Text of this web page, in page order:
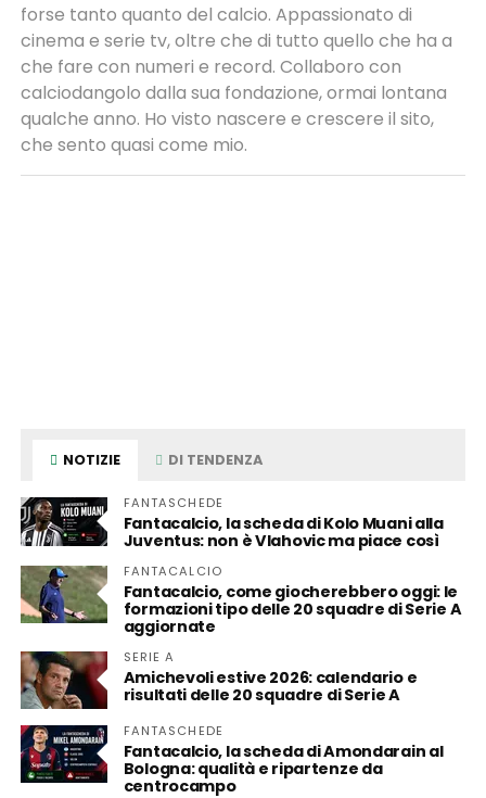
forse tanto quanto del calcio. Appassionato di
cinema e serie tv, oltre che di tutto quello che ha a
che fare con numeri e record. Collaboro con
calciodangolo dalla sua fondazione, ormai lontana
qualche anno. Ho visto nascere e crescere il sito,
che sento quasi come mio.
NOTIZIE DI TENDENZA
FANTASCHEDE
Fantacalcio, la scheda di Kolo Muani alla
Juventus: non è Vlahovic ma piace così
FANTACALCIO
Fantacalcio, come giocherebbero oggi: le
formazioni tipo delle 20 squadre di Serie A
aggiornate
SERIE A
Amichevoli estive 2026: calendario e
risultati delle 20 squadre di Serie A
FANTASCHEDE
Fantacalcio, la scheda di Amondarain al
Bologna: qualità e ripartenze da
centrocampo